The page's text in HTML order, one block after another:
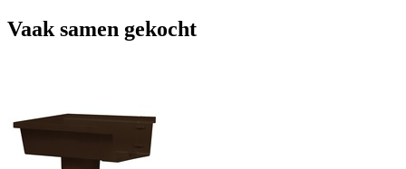
Vaak samen gekocht